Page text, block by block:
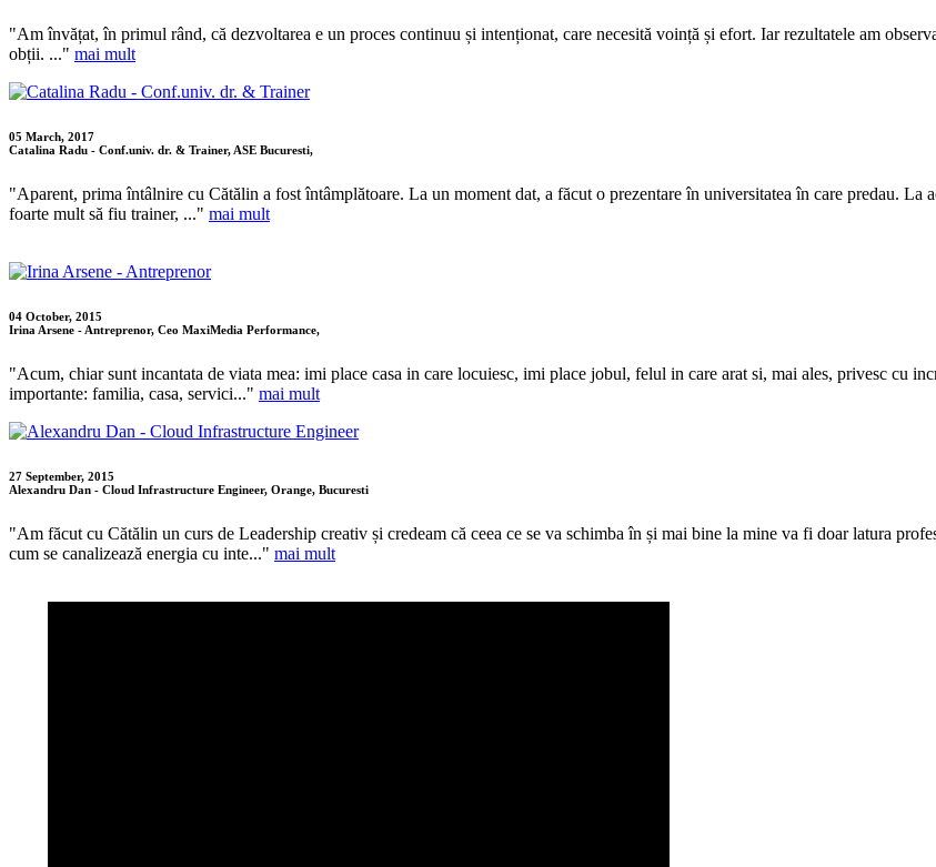
"Am învățat, în primul rând, că dezvoltarea e un proces continuu și intenționat, care necesită voință și efort. Iar rezultatele am
obții. ..." mai mult
05 March, 2017
Catalina Radu - Conf.univ. dr. & Trainer, ASE Bucuresti,
"Aparent, prima întâlnire cu Cătălin a fost întâmplătoare. La un moment dat, a făcut o prezentare în universitatea în care predau. La
foarte mult să fiu trainer, ..." mai mult
04 October, 2015
Irina Arsene - Antreprenor, Ceo MaxiMedia Performance,
"Acum, chiar sunt incantata de viata mea: imi place casa in care locuiesc, imi place jobul, felul in care arat si, mai ales, privesc cu
importante: familia, casa, servici..." mai mult
27 September, 2015
Alexandru Dan - Cloud Infrastructure Engineer, Orange, Bucuresti
"Am făcut cu Cătălin un curs de Leadership creativ și credeam că ceea ce se va schimba în și mai bine la mine va fi doar latura
cum se canalizează energia cu inte..." mai mult